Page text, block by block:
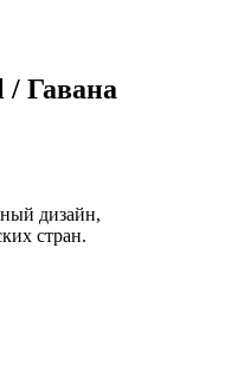
Гавана
дизайн,
стран.